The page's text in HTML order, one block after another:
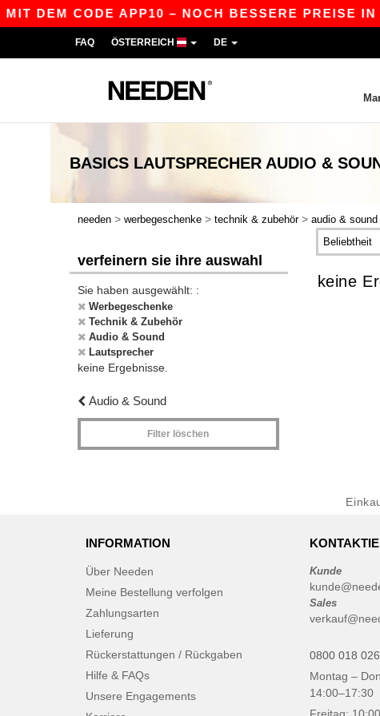
DEM CODE APP10 – NOCH BESSERE PREISE IN
FAQ ÖSTERREICH DE
BASICS LAUTSPRECHER AUDIO &
needen > werbegeschenke > technik & zubehör > audio & sound
verfeinern sie ihre auswahl
Sie haben ausgewählt: :
Werbegeschenke
Technik & Zubehör
Audio & Sound
Lautsprecher
keine Ergebnisse.
Audio & Sound
Filter löschen
keine
INFORMATION
Über Needen
Meine Bestellung verfolgen
Zahlungsarten
Lieferung
Rückerstattungen / Rückgaben
Hilfe & FAQs
Unsere Engagements
Kunde
Sales
0800 018 026
Montag –
14:00–17:30